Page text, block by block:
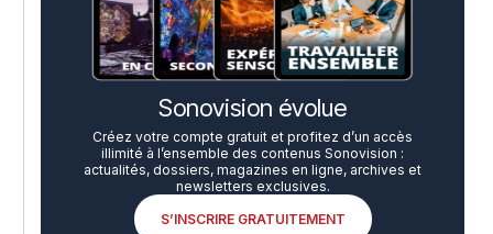
Sonovision évolue
Créez votre compte gratuit et profitez d’un accès
illimité à l’ensemble des contenus Sonovision :
actualités, dossiers, magazines en ligne, archives et
newsletters exclusives.
S’INSCRIRE GRATUITEMENT